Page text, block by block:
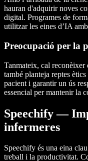
hauran d'adquirir noves
digital. Programes de
utilitzar les eines d’IA
Preocupació per la
Tanmateix, cal
també planteja reptes
pacient i garantir un ús
essencial per mantenir la
Speechify —
infermeres
Speechify és una eina
treball i la productivitat.